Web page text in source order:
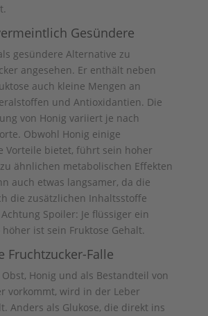
Gesündere
gesündere Alternative zu
angesehen. Er enthält neben
auch kleine Mengen an
und Antioxidantien. Die
von Honig variiert je nach
Obwohl Honig einige
Vorteile bietet, führt sein hoher
ähnlichen metabolischen Effekten
auch etwas langsamer, da die
die zusätzlichen Inhaltsstoffe
Spoiler: Je flüssiger ein
ist sein Fruktose Gehalt.
Fruchtzucker-Falle
Honig und als Bestandteil von
vorkommt, wird in der Leber
Anders als Glukose, die direkt ins